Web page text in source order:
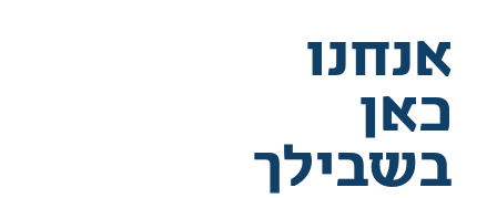
אנחנו
כאן
בשבילך